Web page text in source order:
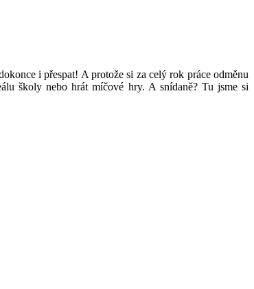
i přespat! A protože si za celý rok práce odměnu
školy nebo hrát míčové hry. A snídaně? Tu jsme si